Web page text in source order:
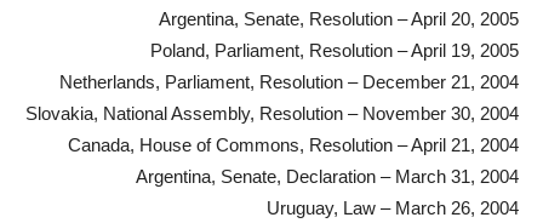
Argentina, Senate, Resolution – April 20, 2005
Poland, Parliament, Resolution – April 19, 2005
Netherlands, Parliament, Resolution – December 21, 2004
Slovakia, National Assembly, Resolution – November 30, 2004
Canada, House of Commons, Resolution – April 21, 2004
Argentina, Senate, Declaration – March 31, 2004
Uruguay, Law – March 26, 2004